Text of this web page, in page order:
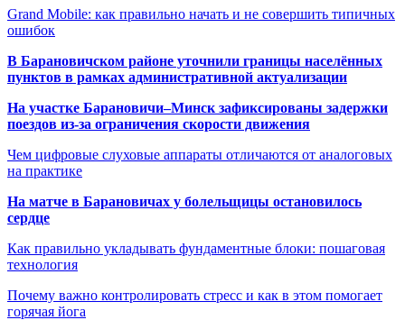
Grand Mobile: как правильно начать и не совершить типичных
ошибок
В Барановичском районе уточнили границы населённых
пунктов в рамках административной актуализации
На участке Барановичи–Минск зафиксированы задержки
поездов из-за ограничения скорости движения
Чем цифровые слуховые аппараты отличаются от аналоговых
на практике
На матче в Барановичах у болельщицы остановилось
сердце
Как правильно укладывать фундаментные блоки: пошаговая
технология
Почему важно контролировать стресс и как в этом помогает
горячая йога